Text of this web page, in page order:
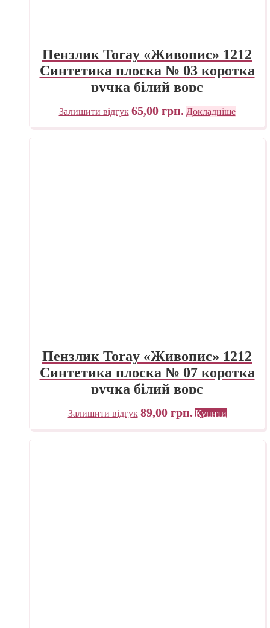
Пензлик Toray «Живопис» 1212
Синтетика плоска № 03 коротка
ручка білий ворс
Залишити відгук 65,00 грн. Докладніше
Пензлик Toray «Живопис» 1212
Синтетика плоска № 07 коротка
ручка білий ворс
Залишити відгук 89,00 грн. Купити